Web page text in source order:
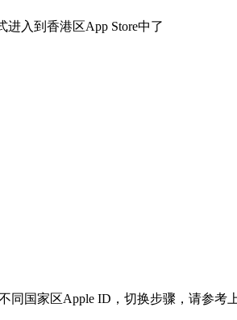
进入到香港区App Store中了
同国家区Apple ID ，切换步骤，请参考